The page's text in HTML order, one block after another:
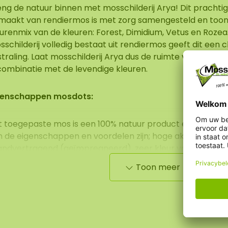
de natuur binnen met mosschilderij Arya! Dit
van rendiermos is met zorg samengesteld en
van de kleuren: Forest, Dimidium, Vetus en
volledig bestaat uit rendiermos geeft dit een
Laat mosschilderij Arya dus de ruimte vullen met
met de levendige kleuren.
mosdots:
toegepaste mos is een 100% natuur product en heeft
de eigenschappen en voordelen zijn; hoge akoestische
(geïmpregneerd), zeer kleur vast, geen
(antistatisch) en omdat het mos niet meer leeft
nodig zoals water geven, snoeien of bemesten.
en zacht om aan te raken en hebben een grote
zijn van de hoogste kwaliteit wat zorgt voor een
Toon meer